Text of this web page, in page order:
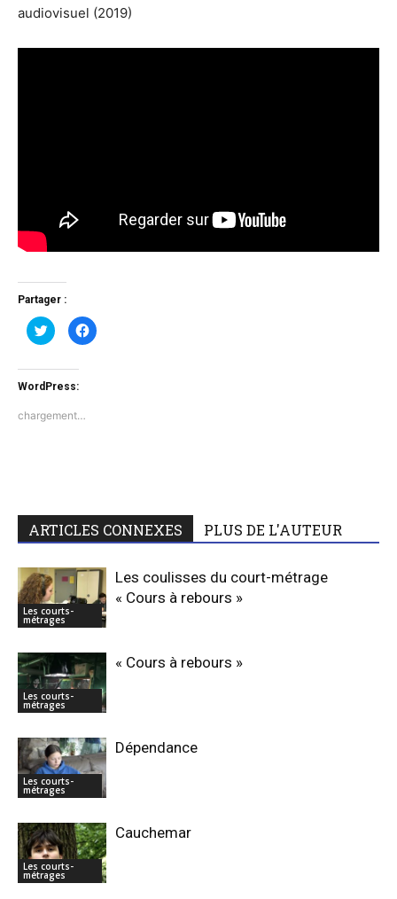
audiovisuel (2019)
Partager :
Cliquez
pour
partager
Twitter(ouvre
dans
une
fenêtre)
Cliquez
pour
WordPress:
chargement…
ARTICLES CONNEXES PLUS DE L'AUTEUR
Les courts-
métrages
Les coulisses du court-métrage
« Cours à rebours »
Les courts-
métrages
« Cours à rebours »
Les courts-
métrages
Dépendance
Les courts-
métrages
Cauchemar